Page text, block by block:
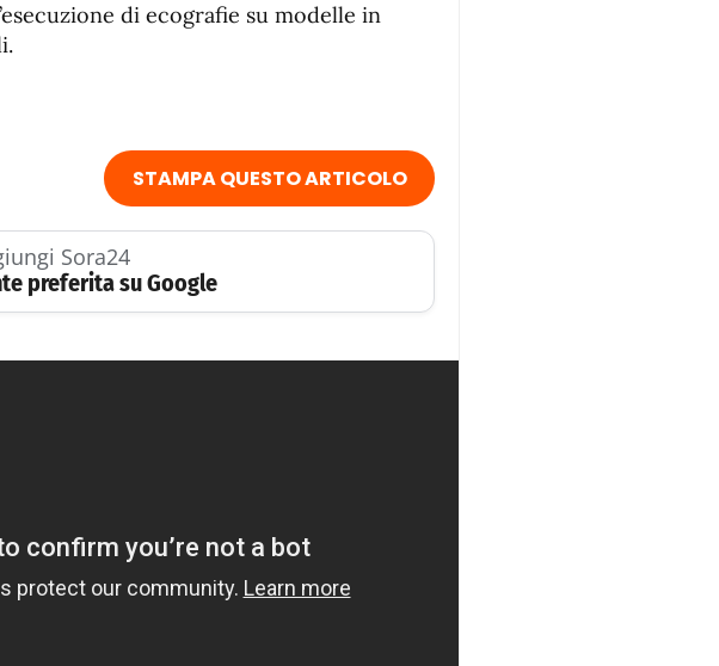
di ecografie su modelle in
STAMPA QUESTO ARTICOLO
Sora24
preferita su Google